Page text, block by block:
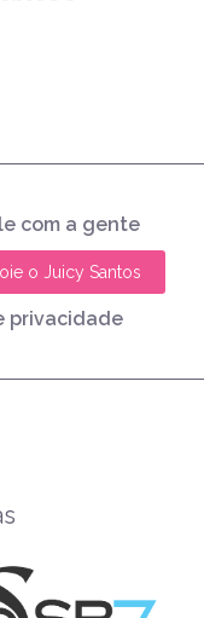
com a gente
o Juicy Santos
privacidade